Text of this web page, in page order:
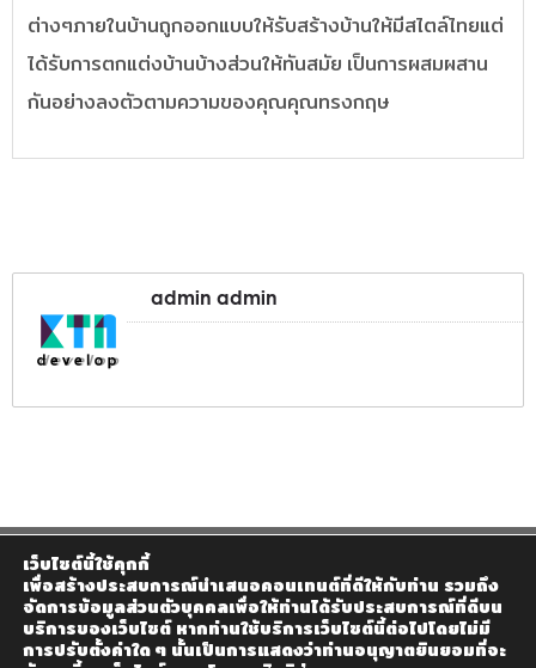
ต่างๆภายในบ้านถูกออกแบบให้รับสร้างบ้านให้มีสไตล์ไทยแต่
ได้รับการตกแต่งบ้านบ้างส่วนให้ทันสมัย เป็นการผสมผสาน
กันอย่างลงตัวตามความของคุณคุณทรงกฤษ
admin admin
เว็บไซต์นี้ใช้คุกกี้
เพื่อสร้างประสบการณ์นำเสนอคอนเทนต์ที่ดีให้กับท่าน รวมถึง
จัดการข้อมูลส่วนตัวบุคคลเพื่อให้ท่านได้รับประสบการณ์ที่ดีบน
บริการของเว็บไซต์ หากท่านใช้บริการเว็บไซต์นี้ต่อไปโดยไม่มี
การปรับตั้งค่าใด ๆ นั้นเป็นการแสดงว่าท่านอนุญาตยินยอมที่จะ